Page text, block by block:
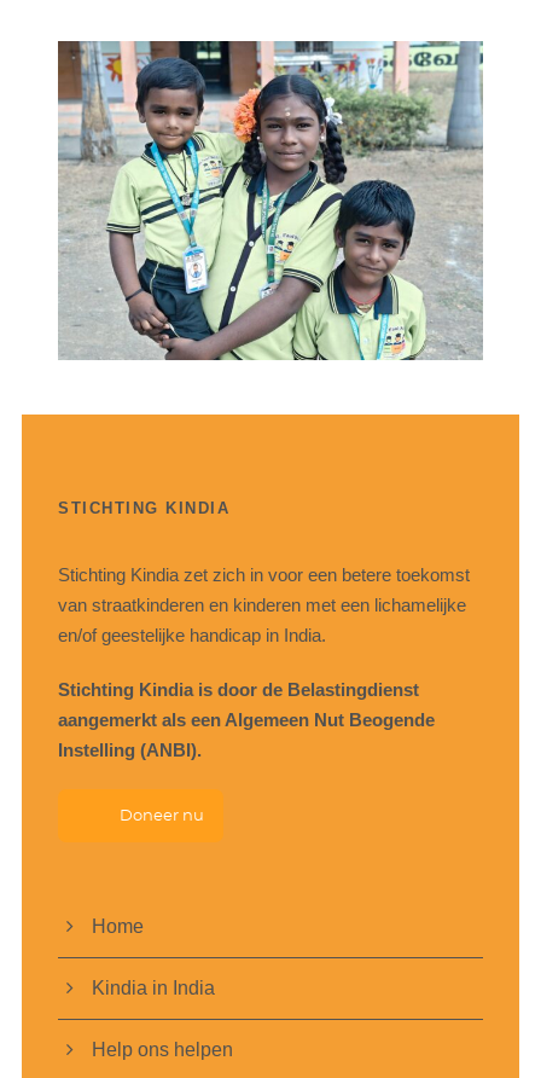
STICHTING KINDIA
Stichting Kindia zet zich in voor een betere toekomst
van straatkinderen en kinderen met een lichamelijke
en/of geestelijke handicap in India.
Stichting Kindia is door de Belastingdienst
aangemerkt als een Algemeen Nut Beogende
Instelling (ANBI).
Doneer nu
Home
Kindia in India
Help ons helpen